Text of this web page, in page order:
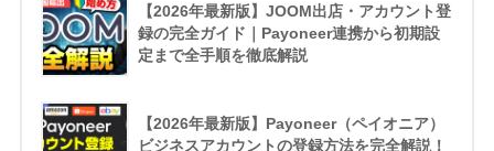
【2026年最新版】JOOM出店・アカウント登
録の完全ガイド｜Payoneer連携から初期設
定まで全手順を徹底解説
【2026年最新版】Payoneer（ペイオニア）
ビジネスアカウントの登録方法を完全解説！